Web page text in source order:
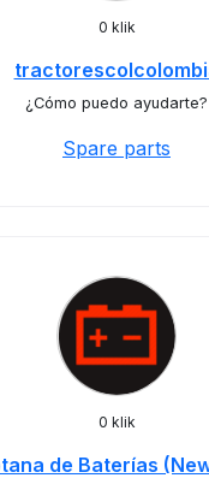
0 klik
¿Cómo puedo ayudarte?
Spare parts
0 klik
de Baterías